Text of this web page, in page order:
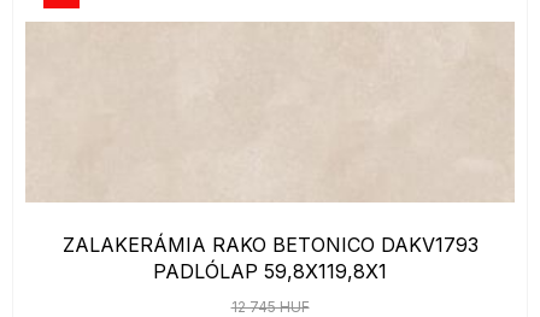
ZALAKERÁMIA RAKO BETONICO DAKV1793
PADLÓLAP 59,8X119,8X1
12 745 HUF